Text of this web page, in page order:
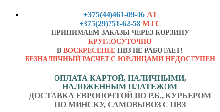
+375(44)461-09-06 А1
+375(29)751-62-58 МТС
ПРИНИМАЕМ ЗАКАЗЫ ЧЕРЕЗ КОРЗИНУ
КРУГЛОСУТОЧНО
В ВОСКРЕСЕНЬЕ ПВЗ НЕ РАБОТАЕТ!
БЕЗНАЛИЧНЫЙ РАСЧЕТ С ЮР.ЛИЦАМИ НЕДОСТУПЕН
ОПЛАТА КАРТОЙ, НАЛИЧНЫМИ,
НАЛОЖЕННЫМ ПЛАТЕЖОМ
ДОСТАВКА ЕВРОПОЧТОЙ ПО Р.Б., КУРЬЕРОМ
ПО МИНСКУ, САМОВЫВОЗ С ПВЗ